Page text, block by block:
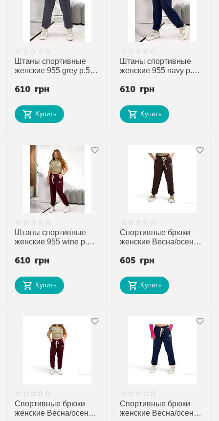
Штаны спортивные
женские 955 grey р.50-
недорого оптом от
610 грн
Купить
Штаны спортивные
женские 955 navy р.50-
недорого оптом от
610 грн
Купить
Штаны спортивные
женские 955 wine р.50-
недорого оптом от
610 грн
Купить
Спортивные брюки
женские Весна/осень
р.сетка 50-64) "Alisa
от прямого
поставщика
605 грн
Купить
Спортивные брюки
женские Весна/осень
Спортивные брюки
женские Весна/осень